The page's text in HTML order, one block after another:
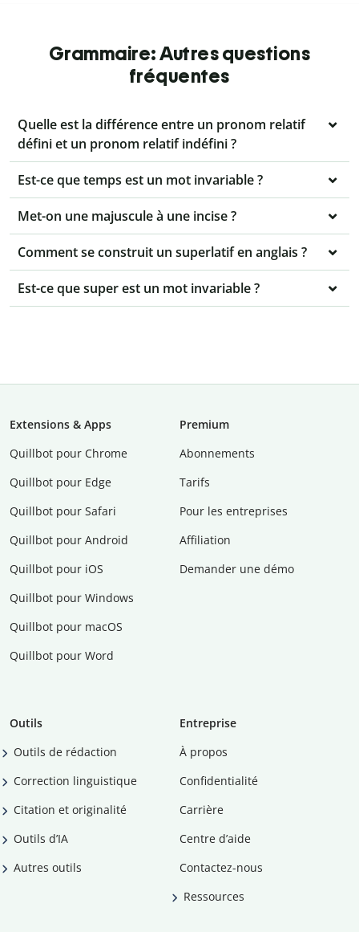
Grammaire: Autres questions
fréquentes
Quelle est la différence entre un pronom relatif
défini et un pronom relatif indéfini ?
Est-ce que temps est un mot invariable ?
Met-on une majuscule à une incise ?
Comment se construit un superlatif en anglais ?
Est-ce que super est un mot invariable ?
Extensions & Apps
Quillbot pour Chrome
Quillbot pour Edge
Quillbot pour Safari
Quillbot pour Android
Quillbot pour iOS
Quillbot pour Windows
Quillbot pour macOS
Quillbot pour Word
Premium
Abonnements
Tarifs
Pour les entreprises
Affiliation
Demander une démo
Outils
Outils de rédaction
Correction linguistique
Citation et originalité
Outils d’IA
Autres outils
Entreprise
À propos
Confidentialité
Carrière
Centre d’aide
Contactez-nous
Ressources